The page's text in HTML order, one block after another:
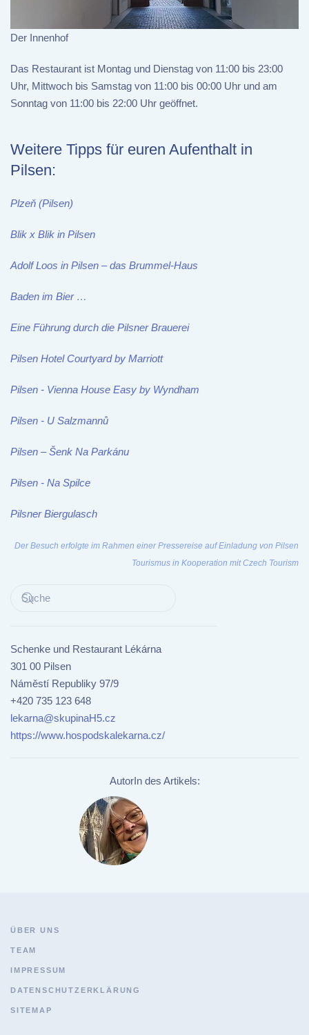
Der Innenhof
Das Restaurant ist Montag und Dienstag von 11:00 bis 23:00
Uhr, Mittwoch bis Samstag von 11:00 bis 00:00 Uhr und am
Sonntag von 11:00 bis 22:00 Uhr geöffnet.
Weitere Tipps für euren Aufenthalt in
Pilsen:
Plzeň (Pilsen)
Blik x Blik in Pilsen
Adolf Loos in Pilsen – das Brummel-Haus
Baden im Bier …
Eine Führung durch die Pilsner Brauerei
Pilsen Hotel Courtyard by Marriott
Pilsen - Vienna House Easy by Wyndham
Pilsen - U Salzmannů
Pilsen – Šenk Na Parkánu
Pilsen - Na Spilce
Pilsner Biergulasch
Der Besuch erfolgte im Rahmen einer Pressereise auf Einladung von Pilsen
Tourismus in Kooperation mit Czech Tourism
Schenke und Restaurant Lékárna
301 00 Pilsen
Náměstí Republiky 97/9
+420 735 123 648
lekarna@skupinaH5.cz
https://www.hospodskalekarna.cz/
AutorIn des Artikels:
ÜBER UNS
TEAM
IMPRESSUM
DATENSCHUTZERKLÄRUNG
SITEMAP